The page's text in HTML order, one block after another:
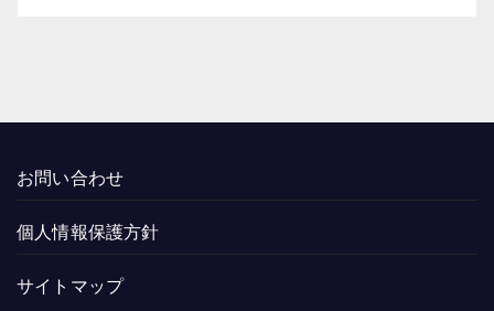
お問い合わせ
個人情報保護方針
サイトマップ